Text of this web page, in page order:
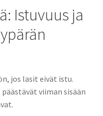
Istuvuus ja
jos lasit eivät istu.
viiman sisään